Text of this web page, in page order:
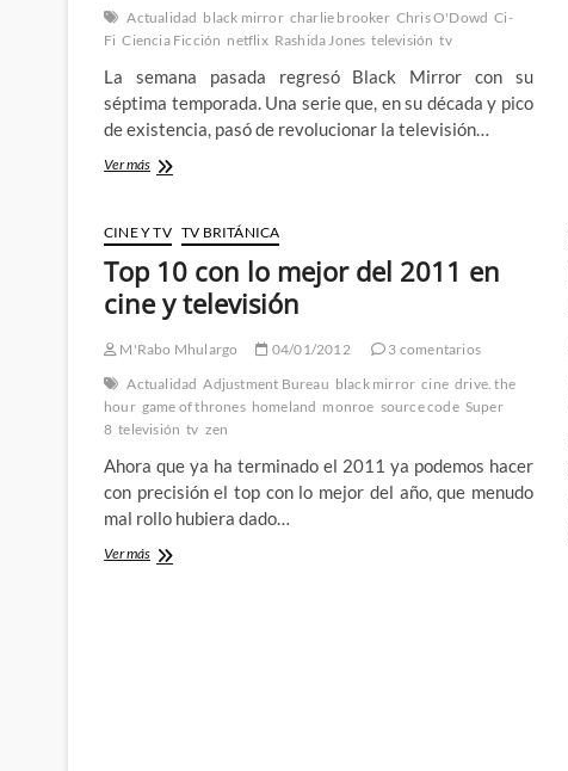
Actualidad black mirror charlie brooker Chris O'Dowd Ci-
Fi Ciencia Ficción netflix Rashida Jones televisión tv
La semana pasada regresó Black Mirror con su
séptima temporada. Una serie que, en su década y pico
de existencia, pasó de revolucionar la televisión…
Ver másBlack
en
plena
forma
nos
sufrir
CINE Y TV TV BRITÁNICA
Top 10 con lo mejor del 2011 en
cine y televisión
M'Rabo Mhulargo 04/01/2012
3 comentarios
Actualidad Adjustment Bureau black mirror cine drive. the
hour game of thrones homeland monroe source code Super
8 televisión tv zen
Ahora que ya ha terminado el 2011 ya podemos hacer
con precisión el top con lo mejor del año, que menudo
mal rollo hubiera dado…
Ver másTop